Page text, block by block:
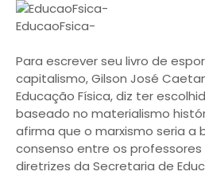
EducaoFsica-
Para escrever seu livro de
capitalismo, Gilson José
Educação Física, diz ter
baseado no materialismo
afirma que o marxismo seria a
consenso entre os
diretrizes da Secretaria de